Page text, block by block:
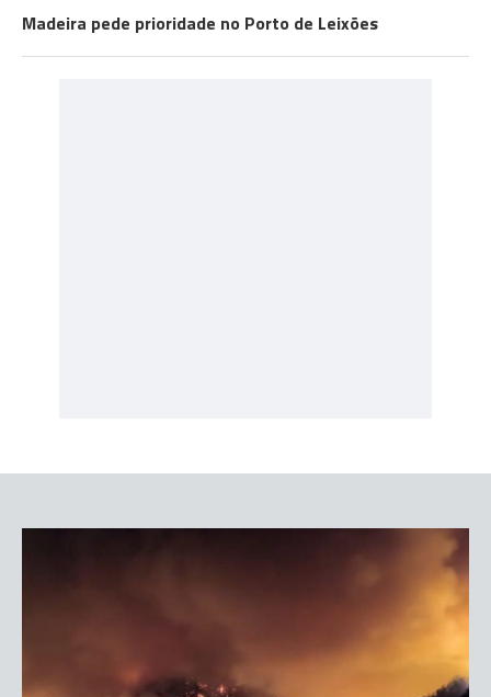
Madeira pede prioridade no Porto de Leixões